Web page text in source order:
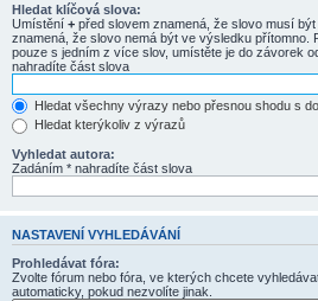
Hledat klíčová slova:
Umístění + před slovem znamená, že slovo musí
znamená, že slovo nemá být ve výsledku přítomno.
pouze s jedním z více slov, umístěte je do závorek
nahradíte část slova
Hledat všechny výrazy nebo přesnou shodu s
Hledat kterýkoliv z výrazů
Vyhledat autora:
Zadáním * nahradíte část slova
NASTAVENÍ VYHLEDÁVÁNÍ
Prohledávat fóra:
Zvolte fórum nebo fóra, ve kterých chcete
automaticky, pokud nezvolíte jinak.